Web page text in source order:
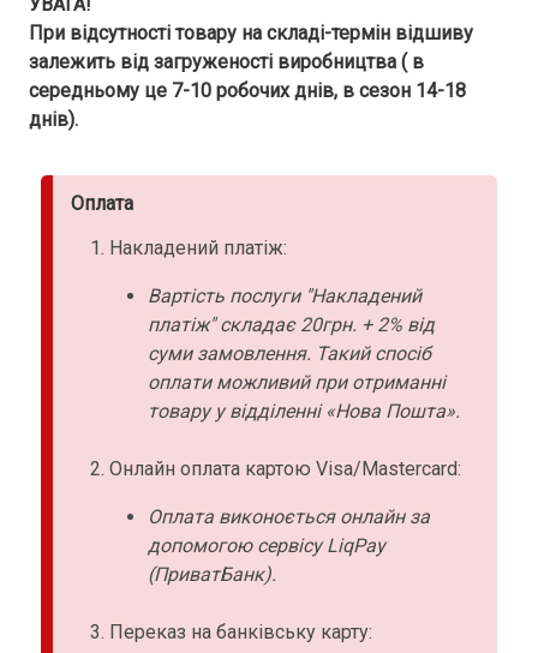
При відсутності товару на складі-термін відшиву
залежить від загруженості виробництва ( в
середньому це 7-10 робочих днів, в сезон 14-18
днів).
Оплата
Накладений платіж:
Вартість послуги "Накладений
платіж" складає 20грн. + 2% від
суми замовлення. Такий спосіб
оплати можливий при отриманні
товару у відділенні «Нова Пошта».
Онлайн оплата картою Visa/Mastercard:
Оплата виконоється онлайн за
допомогою сервісу LiqPay
(ПриватБанк).
Переказ на банківську карту: